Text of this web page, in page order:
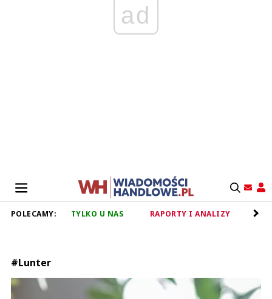
ad
POLECAMY: TYLKO U NAS RAPORTY I ANALIZY
#Lunter